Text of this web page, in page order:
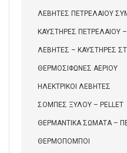
ΛΕΒΗΤΕΣ ΠΕΤΡΕΛΑΙΟΥ
ΚΑΥΣΤΗΡΕΣ ΠΕΤΡΕΛΑΙΟΥ
ΛΕΒΗΤΕΣ – ΚΑΥΣΤΗΡΕΣ
ΘΕΡΜΟΣΙΦΩΝΕΣ ΑΕΡΙΟΥ
ΗΛΕΚΤΡΙΚΟΙ ΛΕΒΗΤΕΣ
ΣΟΜΠΕΣ ΞΥΛΟΥ – PELLET
ΘΕΡΜΑΝΤΙΚΑ ΣΩΜΑΤΑ –
ΘΕΡΜΟΠΟΜΠΟΙ